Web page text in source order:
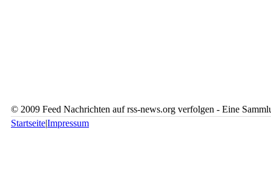
© 2009 Feed Nachrichten auf rss-news.org verfolgen - Eine
Startseite|Impressum